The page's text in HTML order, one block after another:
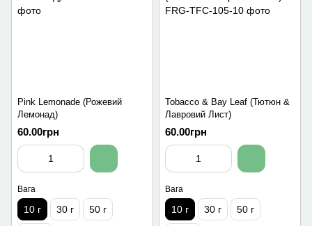
Pink Lemonade (Рожевий
Лемонад)
60.00грн
Вага
10 г 30 г 50 г
Tobacco & Bay Leaf (Тютюн &
Лавровий Лист)
60.00грн
Вага
10 г 30 г 50 г